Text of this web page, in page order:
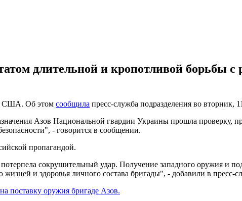
длительной и кропотливой борьбы с
США. Об этом сообщила пресс-служба подразделения во вторник,
Азов Национальной гвардии Украины прошла проверку,
- говорится в сообщении.
пропагандой.
сокрушительный удар. Получение западного оружия и
и здоровья личного состава бригады", - добавили в пресс-
поставку оружия бригаде Азов.